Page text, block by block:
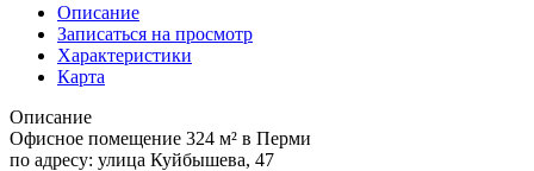
Описание
Записаться на просмотр
Характеристики
Карта
Описание
Офисное помещение 324 м² в Перми
по адресу: улица Куйбышева, 47